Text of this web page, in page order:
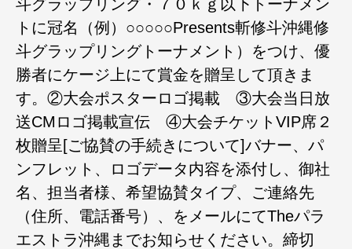
斗グラップリング・７０ｋｇ以下トーナメン
トに冠名（例）○○○○○Presents斬修斗沖縄修
斗グラップリングトーナメント）をつけ、優
勝者にケージ上にて賞金を贈呈して頂きま
す。②大会ポスターロゴ掲載 ③大会当日放
送CMロゴ掲載宣伝 ④大会チケットVIP席２
枚贈呈[ご協賛の手続きについて]バナー、パ
ンフレット、ロゴデータ内容を添付し、御社
名、担当者様、希望協賛タイプ、ご連絡先
（住所、電話番号）、をメールにてTheパラ
エストラ沖縄までお知らせください。締切